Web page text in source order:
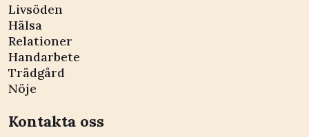
Livsöden
Hälsa
Relationer
Handarbete
Trädgård
Nöje
Kontakta oss